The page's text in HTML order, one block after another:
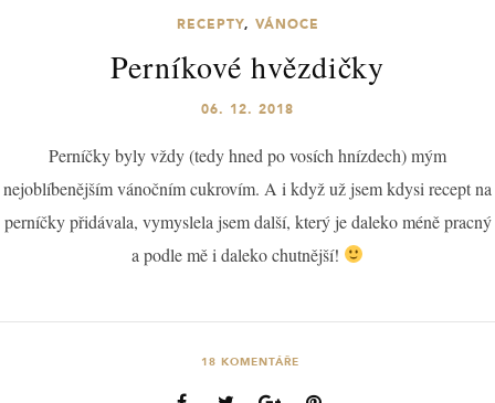
RECEPTY, VÁNOCE
Perníkové hvězdičky
06. 12. 2018
Perníčky byly vždy (tedy hned po vosích hnízdech) mým
nejoblíbenějším vánočním cukrovím. A i když už jsem kdysi recept na
perníčky přidávala, vymyslela jsem další, který je daleko méně pracný
a podle mě i daleko chutnější!
18 KOMENTÁŘE